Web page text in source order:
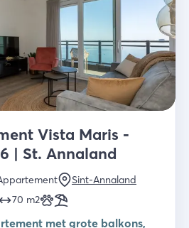
Vista Maris -
| St. Annaland
Sint-Annaland
70 m2
met grote balkons,